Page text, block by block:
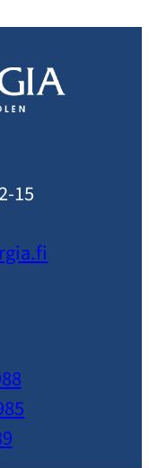
15